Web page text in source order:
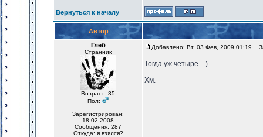
Вернуться к началу
Автор
Глеб
Странник
Возраст: 35
Пол:
Зарегистрирован:
18.02.2008
Сообщения: 287
Откуда: я взялся?
Добавлено: Вт, 03 Фев, 2009 01:19
Тогда уж четыре... )
Хм.